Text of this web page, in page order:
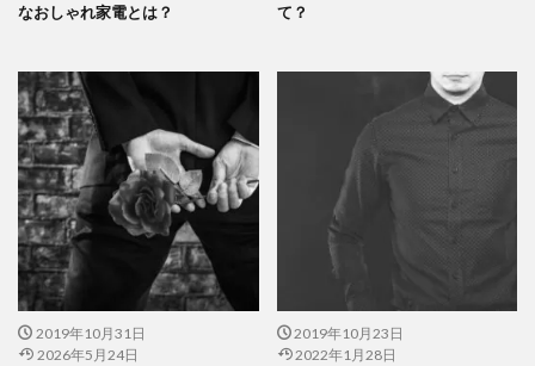
なおしゃれ家電とは？
て？
2019年10月31日
2026年5月24日
2019年10月23日
2022年1月28日